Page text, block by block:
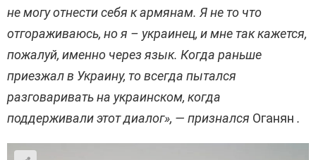
не могу отнести себя к армянам. Я не то что
отгораживаюсь, но я – украинец, и мне так кажется,
пожалуй, именно через язык. Когда раньше
приезжал в Украину, то всегда пытался
разговаривать на украинском, когда
поддерживали этот диалог», — признался Оганян .